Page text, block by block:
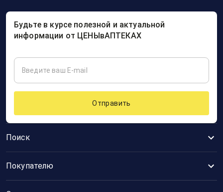
Поиск
Покупателю
Будьте в курсе полезной и актуальной
информации от ЦЕНЫвАПТЕКАХ
Отправить